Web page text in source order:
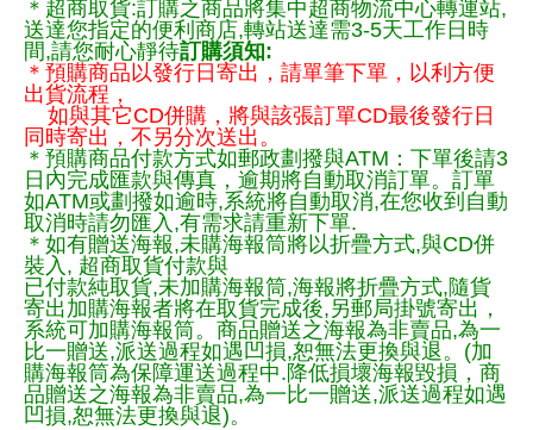
＊超商取貨:訂購之商品將集中超商物流中心轉運站,
送達您指定的便利商店,轉站送達需3-5天工作日時
間,請您耐心靜待訂購須知:
＊預購商品以發行日寄出，請單筆下單，以利方便
出貨流程，
如與其它CD併購，將與該張訂單CD最後發行日
同時寄出，不另分次送出。
＊預購商品付款方式如郵政劃撥與ATM：下單後請3
日內完成匯款與傳真，逾期將自動取消訂單。訂單
如ATM或劃撥如逾時,系統將自動取消,在您收到自動
取消時請勿匯入,有需求請重新下單.
＊如有贈送海報,未購海報筒將以折疊方式,與CD併
裝入, 超商取貨付款與
已付款純取貨,未加購海報筒,海報將折疊方式,隨貨
寄出加購海報者將在取貨完成後,另郵局掛號寄出，
系統可加購海報筒。商品贈送之海報為非賣品,為一
比一贈送,派送過程如遇凹損,恕無法更換與退。(加
購海報筒為保障運送過程中.降低損壞海報毀損，商
品贈送之海報為非賣品,為一比一贈送,派送過程如遇
凹損,恕無法更換與退)。